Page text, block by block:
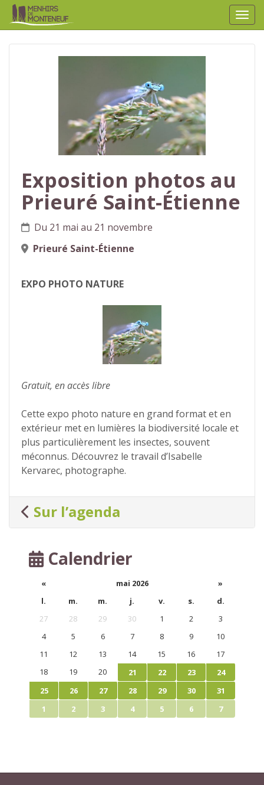
Exposition photos au
Prieuré Saint-Étienne
Du 21 mai au 21 novembre
Prieuré Saint-Étienne
EXPO PHOTO NATURE
Gratuit, en accès libre
Cette expo photo nature en grand format et en
extérieur met en lumières la biodiversité locale et
plus particulièrement les insectes, souvent
méconnus. Découvrez le travail d’Isabelle
Kervarec, photographe.
Sur l’agenda
Calendrier
« mai 2026
»
l.
m. m. j. v. s.
d.
27
28 29 30 1 2
3
4
5 6 7 8 9
10
11
12 13 14 15 16
17
18
19 20 21 22 23
24
25
26 27 28 29 30
31
1
2 3 4 5 6 7